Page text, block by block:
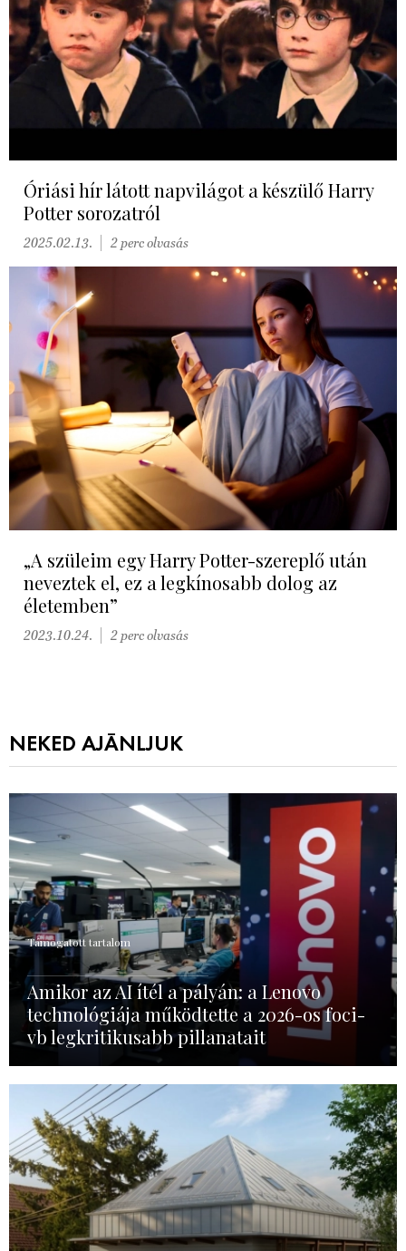
Óriási hír látott napvilágot a készülő Harry
Potter sorozatról
2025.02.13. 2 perc olvasás
„A szüleim egy Harry Potter-szereplő után
neveztek el, ez a legkínosabb dolog az
életemben”
2023.10.24. 2 perc olvasás
NEKED AJÁNLJUK
Támogatott tartalom
Amikor az AI ítél a pályán: a Lenovo
technológiája működtette a 2026-os foci-
vb legkritikusabb pillanatait